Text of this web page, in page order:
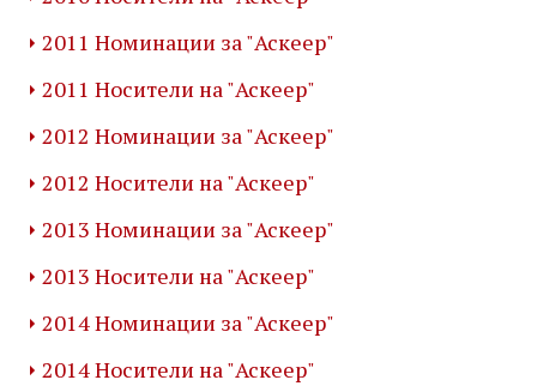
2011 Номинации за "Аскеер"
2011 Носители на "Аскеер"
2012 Номинации за "Аскеер"
2012 Носители на "Аскеер"
2013 Номинации за "Аскеер"
2013 Носители на "Аскеер"
2014 Номинации за "Аскеер"
2014 Носители на "Аскеер"